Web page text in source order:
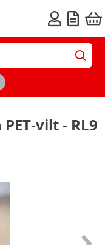
vilt - RL9